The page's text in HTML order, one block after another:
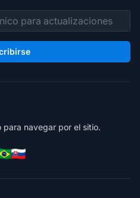
navegar por el sitio.